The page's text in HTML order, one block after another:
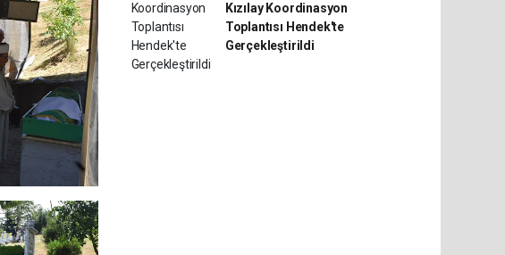
Kızılay Koordinasyon
Toplantısı Hendek'te
Gerçekleştirildi